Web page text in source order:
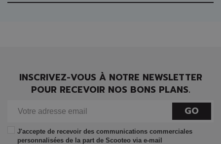
INSCRIVEZ-VOUS À NOTRE NEWSLETTER
POUR RECEVOIR NOS BONS PLANS.
GO
J'accepte de recevoir des communications commerciales
personnalisées de la part de Scooteo via e-mail